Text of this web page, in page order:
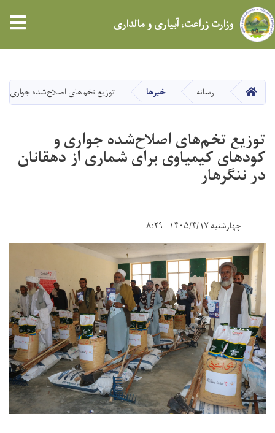
main
content
وزارت زراعت، آبیاری و مالداری
HOME رسانه خبرها توزیع تخم‌های اصلاح‌شده جواری و
توزیع تخم‌های اصلاح‌شده جواری و
کودهای کیمیاوی برای شماری از دهقانان
در ننگرهار
چهارشنبه ۱۴۰۵/۴/۱۷ - ۸:۲۹